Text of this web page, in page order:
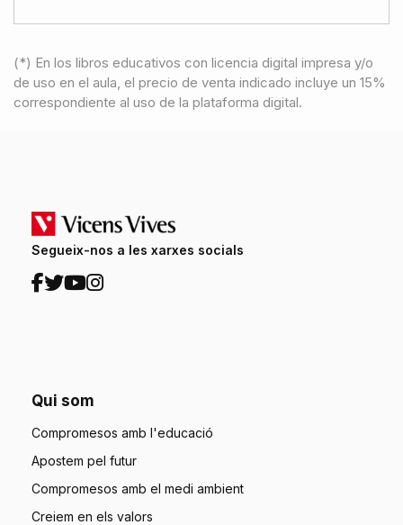
(*) En los libros educativos con licencia digital impresa y/o
de uso en el aula, el precio de venta indicado incluye un 15%
correspondiente al uso de la plataforma digital.
Segueix-nos a les xarxes socials
Qui som
Compromesos amb l'educació
Apostem pel futur
Compromesos amb el medi ambient
Creiem en els valors